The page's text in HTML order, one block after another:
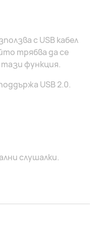
с USB кабел
трябва да се
функция.
USB 2.0.
слушалки.